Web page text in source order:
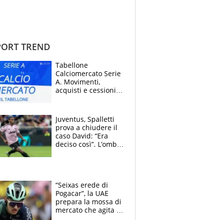
TREND
Tabellone
Calciomercato Serie
A. Movimenti,
acquisti e cessioni:
Juventus, Spalletti
prova a chiudere il
caso David: “Era
deciso così”. L’ombra
“Seixas erede di
Pogacar”, la UAE
prepara la mossa di
mercato che agita la